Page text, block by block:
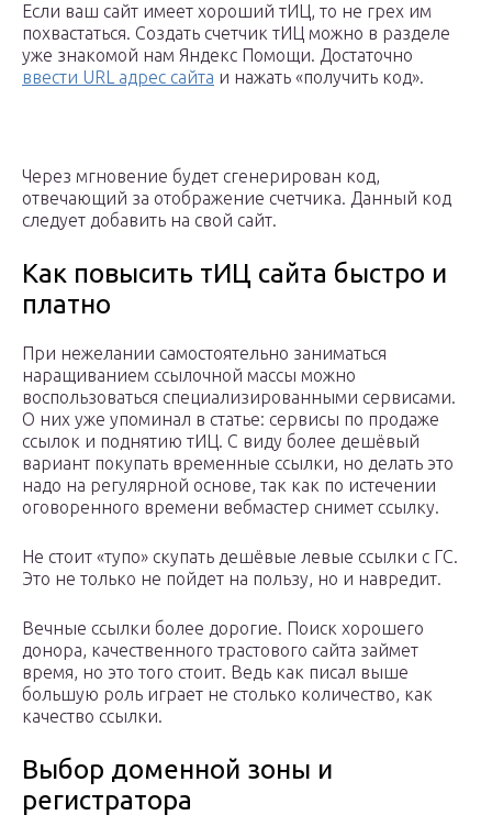
Если ваш сайт имеет хороший тИЦ, то не грех им
похвастаться. Создать счетчик тИЦ можно в разделе
уже знакомой нам Яндекс Помощи. Достаточно
ввести URL адрес сайта и нажать «получить код».
Через мгновение будет сгенерирован код,
отвечающий за отображение счетчика. Данный код
следует добавить на свой сайт.
Как повысить тИЦ сайта быстро и
платно
При нежелании самостоятельно заниматься
наращиванием ссылочной массы можно
воспользоваться специализированными сервисами.
О них уже упоминал в статье: сервисы по продаже
ссылок и поднятию тИЦ. С виду более дешёвый
вариант покупать временные ссылки, но делать это
надо на регулярной основе, так как по истечении
оговоренного времени вебмастер снимет ссылку.
Не стоит «тупо» скупать дешёвые левые ссылки с ГС.
Это не только не пойдет на пользу, но и навредит.
Вечные ссылки более дорогие. Поиск хорошего
донора, качественного трастового сайта займет
время, но это того стоит. Ведь как писал выше
большую роль играет не столько количество, как
качество ссылки.
Выбор доменной зоны и
регистратора